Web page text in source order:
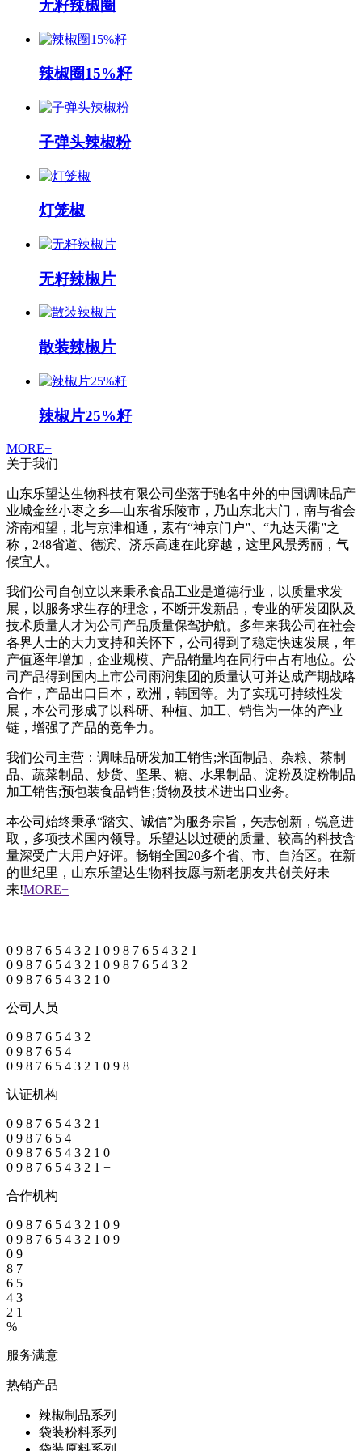
无籽辣椒圈
辣椒圈15%籽
子弹头辣椒粉
灯笼椒
无籽辣椒片
散装辣椒片
辣椒片25%籽
MORE+
关于我们
山东乐望达生物科技有限公司坐落于驰名中外的中国调味品产
业城金丝小枣之乡—山东省乐陵市，乃山东北大门，南与省会
济南相望，北与京津相通，素有“神京门户”、“九达天衢”之
称，248省道、德滨、济乐高速在此穿越，这里风景秀丽，气
候宜人。
我们公司自创立以来秉承食品工业是道德行业，以质量求发
展，以服务求生存的理念，不断开发新品，专业的研发团队及
技术质量人才为公司产品质量保驾护航。多年来我公司在社会
各界人士的大力支持和关怀下，公司得到了稳定快速发展，年
产值逐年增加，企业规模、产品销量均在同行中占有地位。公
司产品得到国内上市公司雨润集团的质量认可并达成产期战略
合作，产品出口日本，欧洲，韩国等。为了实现可持续性发
展，本公司形成了以科研、种植、加工、销售为一体的产业
链，增强了产品的竞争力。
我们公司主营：调味品研发加工销售;米面制品、杂粮、茶制
品、蔬菜制品、炒货、坚果、糖、水果制品、淀粉及淀粉制品
加工销售;预包装食品销售;货物及技术进出口业务。
本公司始终秉承“踏实、诚信”为服务宗旨，矢志创新，锐意进
取，多项技术国内领导。乐望达以过硬的质量、较高的科技含
量深受广大用户好评。畅销全国20多个省、市、自治区。在新
的世纪里，山东乐望达生物科技愿与新老朋友共创美好未
来!MORE+
0 9 8 7 6 5 4 3 2 1 0 9 8 7 6 5 4 3 2 1
0 9 8 7 6 5 4 3 2 1 0 9 8 7 6 5 4 3 2
0 9 8 7 6 5 4 3 2 1 0
公司人员
0 9 8 7 6 5 4 3 2
0 9 8 7 6 5 4
0 9 8 7 6 5 4 3 2 1 0 9 8
认证机构
0 9 8 7 6 5 4 3 2 1
0 9 8 7 6 5 4
0 9 8 7 6 5 4 3 2 1 0
0 9 8 7 6 5 4 3 2 1 +
合作机构
0 9 8 7 6 5 4 3 2 1 0 9
0 9 8 7 6 5 4 3 2 1 0 9
0 9
8 7
6 5
4 3
2 1
%
服务满意
热销产品
辣椒制品系列
袋装粉料系列